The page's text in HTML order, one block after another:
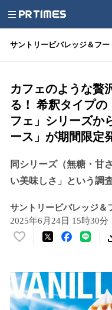
サントリービバレッジ＆フー
カフェのような贅
る！ 希釈タイプ
フェ」シリーズか
ース」が期間限定
同シリーズ（無糖・甘
い美味しさ」という調
サントリービバレッジ＆
2025年6月24日 15時30分
い
！
数
を